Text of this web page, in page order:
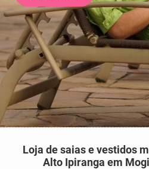
Loja de saias e vestidos
Alto Ipiranga em